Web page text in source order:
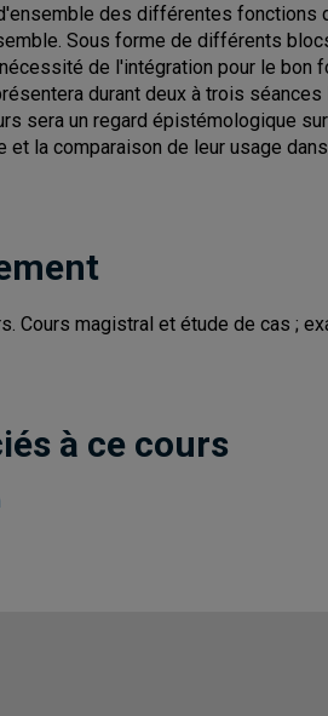
des différentes fonctions
Sous forme de différents
de l'intégration pour le bon
durant deux à trois
sera un regard épistémologique
la comparaison de leur usage
Cours magistral et étude de cas ;
à ce cours